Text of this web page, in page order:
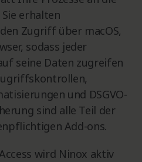
erhalten
Zugriff über macOS,
sodass jeder
seine Daten zugreifen
und DSGVO-
sind alle Teil der
Add-ons.
wird Ninox aktiv